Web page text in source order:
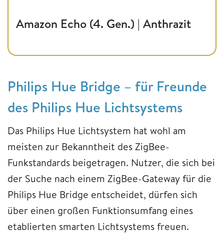
Amazon Echo (4. Gen.) | Anthrazit
Philips Hue Bridge – für Freunde
des Philips Hue Lichtsystems
Das Philips Hue Lichtsystem hat wohl am
meisten zur Bekanntheit des ZigBee-
Funkstandards beigetragen. Nutzer, die sich bei
der Suche nach einem ZigBee-Gateway für die
Philips Hue Bridge entscheidet, dürfen sich
über einen großen Funktionsumfang eines
etablierten smarten Lichtsystems freuen.